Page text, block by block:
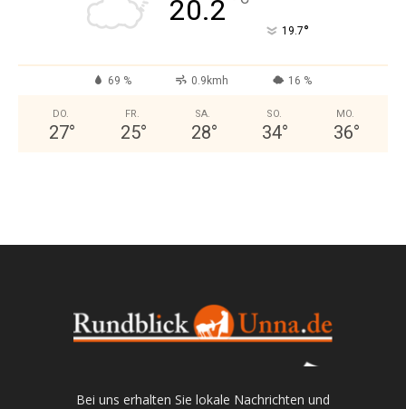
20.2
19.7°
69 % 0.9kmh 16 %
DO.
27°
FR.
25°
SA.
28°
SO.
34°
MO.
36°
Bei uns erhalten Sie lokale Nachrichten und